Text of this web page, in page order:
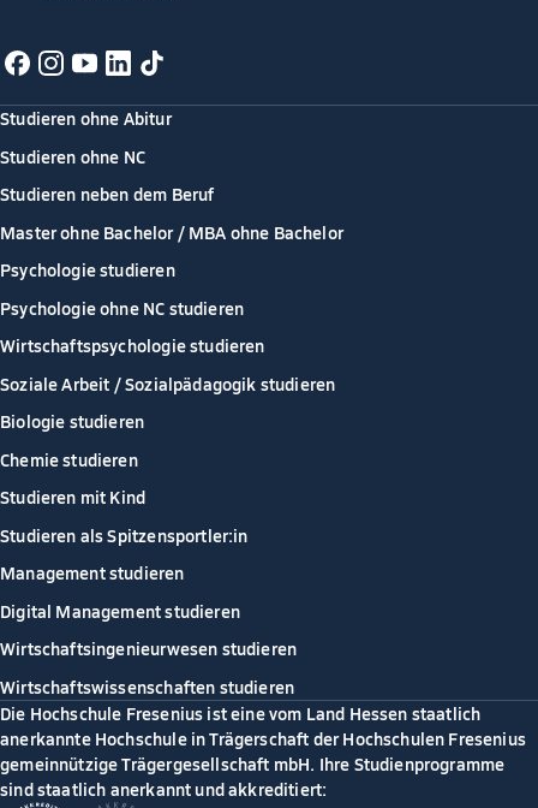
Studieren ohne Abitur
Studieren ohne NC
Studieren neben dem Beruf
Master ohne Bachelor / MBA ohne Bachelor
Psychologie studieren
Psychologie ohne NC studieren
Wirtschaftspsychologie studieren
Soziale Arbeit / Sozialpädagogik studieren
Biologie studieren
Chemie studieren
Studieren mit Kind
Studieren als Spitzensportler:in
Management studieren
Digital Management studieren
Wirtschaftsingenieurwesen studieren
Wirtschaftswissenschaften studieren
Die Hochschule Fresenius ist eine vom Land Hessen staatlich
anerkannte Hochschule in Trägerschaft der Hochschulen Fresenius
gemeinnützige Trägergesellschaft mbH. Ihre Studienprogramme
sind staatlich anerkannt und akkreditiert: